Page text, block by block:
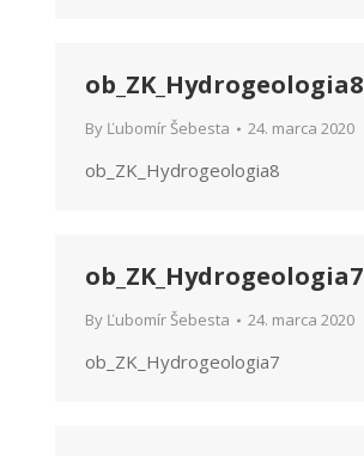
ob_ZK_Hydrogeologia8
By Ľubomír Šebesta 24. marca 2020
ob_ZK_Hydrogeologia8
ob_ZK_Hydrogeologia7
By Ľubomír Šebesta 24. marca 2020
ob_ZK_Hydrogeologia7